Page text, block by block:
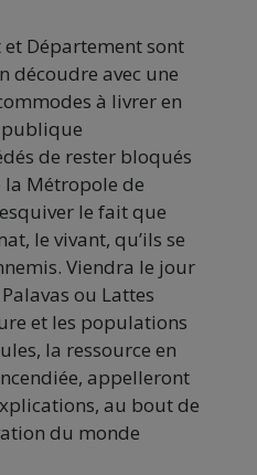
Département sont
découdre avec une
à livrer en
de rester bloqués
la Métropole de
le fait que
le vivant, qu’ils se
Viendra le jour
ou Lattes
et les populations
la ressource en
appelleront
au bout de
du monde